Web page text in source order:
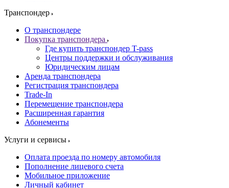
Транспондер
О транспондере
Покупка транспондера
Где купить транспондер T-pass
Центры поддержки и обслуживания
Юридическим лицам
Аренда транспондера
Регистрация транспондера
Trade-In
Перемещение транспондера
Расширенная гарантия
Абонементы
Услуги и сервисы
Оплата проезда по номеру автомобиля
Пополнение лицевого счета
Мобильное приложение
Личный кабинет